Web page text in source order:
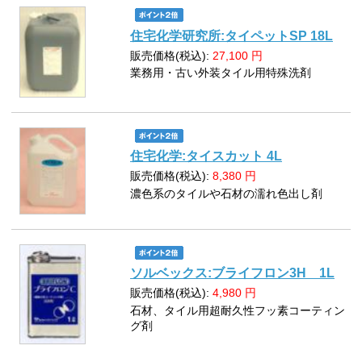
住宅化学研究所:タイペットSP 18L
販売価格(税込): 27,100 円
業務用・古い外装タイル用特殊洗剤
住宅化学:タイスカット 4L
販売価格(税込): 8,380 円
濃色系のタイルや石材の濡れ色出し剤
ソルベックス:ブライフロン3H 1L
販売価格(税込): 4,980 円
石材、タイル用超耐久性フッ素コーティン
グ剤